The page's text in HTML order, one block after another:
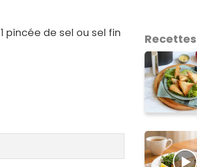
1 pincée de sel ou sel fin